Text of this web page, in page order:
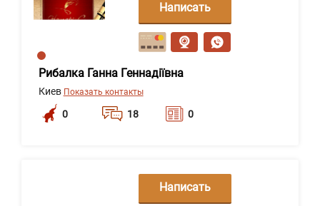
Рибалка Ганна Геннадіївна
Киев Показать контакты
0 18 0
Написать
сообщение
Написать